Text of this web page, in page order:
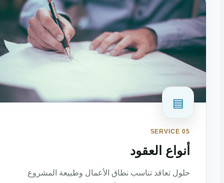
▤
SERVICE 05
أنواع العقود
حلول تعاقد تناسب نطاق الأعمال وطبيعة المشروع